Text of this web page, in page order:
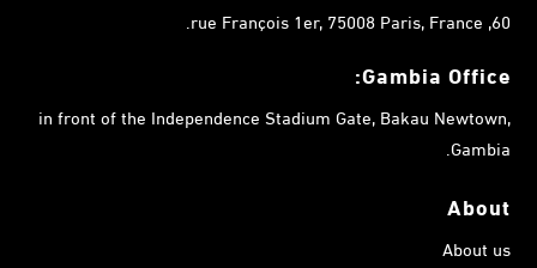
60, rue François 1er, 75008 Paris, France.
Gambia Office:
in front of the Independence Stadium Gate, Bakau Newtown,
Gambia.
About
About us